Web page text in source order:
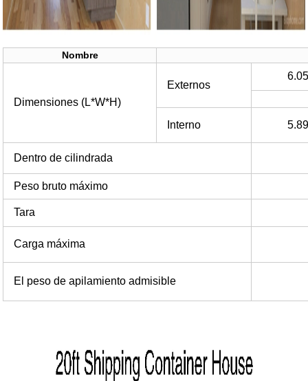
Nombre
Dimensiones (L*W*H)
Externos
Interno
Dentro de cilindrada
Peso bruto máximo
Tara
Carga máxima
El peso de apilamiento admisible